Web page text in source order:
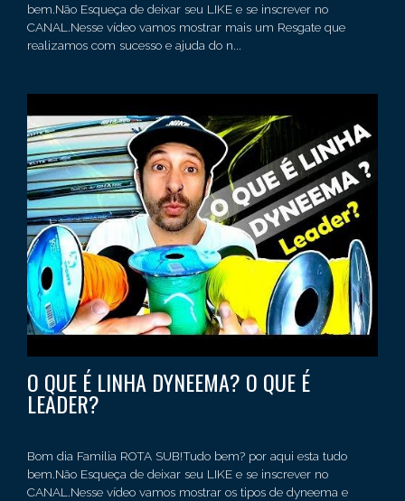
bem.Não Esqueça de deixar seu LIKE e se inscrever no
CANAL.Nesse vídeo vamos mostrar mais um Resgate que
realizamos com sucesso e ajuda do n...
O QUE É LINHA DYNEEMA? O QUE É
LEADER?
Bom dia Familia ROTA SUB!Tudo bem? por aqui esta tudo
bem.Não Esqueça de deixar seu LIKE e se inscrever no
CANAL.Nesse vídeo vamos mostrar os tipos de dyneema e